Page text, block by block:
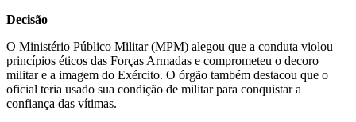
Decisão
O Ministério Público Militar (MPM) alegou que a conduta violou
princípios éticos das Forças Armadas e comprometeu o decoro
militar e a imagem do Exército. O órgão também destacou que o
oficial teria usado sua condição de militar para conquistar a
confiança das vítimas.